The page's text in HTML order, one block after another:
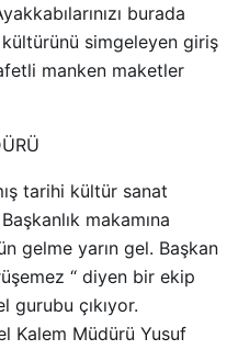
burada
simgeleyen giriş
manken maketler
tarihi kültür sanat
makamına
gelme yarın gel. Başkan
“ diyen bir ekip
çıkıyor.
Kalem Müdürü Yusuf